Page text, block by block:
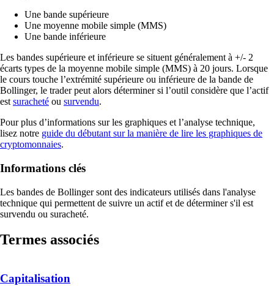
Une bande supérieure
Une moyenne mobile simple (MMS)
Une bande inférieure
Les bandes supérieure et inférieure se situent généralement à +/- 2
écarts types de la moyenne mobile simple (MMS) à 20 jours. Lorsque
le cours touche l’extrémité supérieure ou inférieure de la bande de
Bollinger, le trader peut alors déterminer si l’outil considère que l’actif
est suracheté ou survendu.
Pour plus d’informations sur les graphiques et l’analyse technique,
lisez notre guide du débutant sur la manière de lire les graphiques de
cryptomonnaies.
Informations clés
Les bandes de Bollinger sont des indicateurs utilisés dans l'analyse
technique qui permettent de suivre un actif et de déterminer s'il est
survendu ou suracheté.
Termes associés
Capitalisation